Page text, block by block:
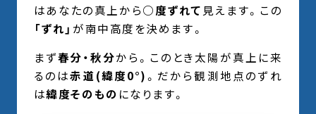
はあなたの真上から○度ずれて 見えます。この
「ずれ」 が南中高度を決めます。
まず春分・秋分から。このとき太陽が真上に来
るのは赤道(緯度0°)。だから観測地点のずれ
は緯度そのもの になります。